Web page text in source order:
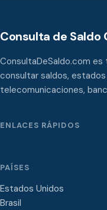
Consulta de Saldo
ConsultaDeSaldo.com
consultar saldos,
telecomunicaciones,
ENLACES RÁPIDOS
PAÍSES
Estados Unidos
Brasil